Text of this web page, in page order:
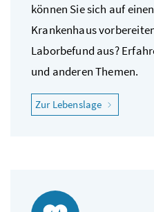
können Sie sich auf
Krankenhaus
Laborbefund aus?
und anderen Themen.
Zur Lebenslage "Ich fühle